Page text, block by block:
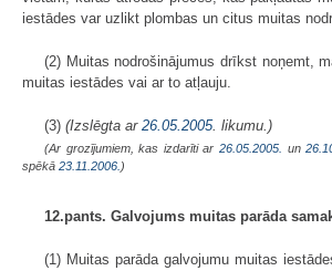
iestādes var uzlikt plombas un citus muitas
(2) Muitas nodrošinājumus drīkst noņemt,
muitas iestādes vai ar to atļauju.
(3) (Izslēgta ar 26.05.2005. likumu.)
(Ar grozījumiem, kas izdarīti ar 26.05.2005. un
spēkā 23.11.2006.)
12.pants. Galvojums muitas parāda
(1) Muitas parāda galvojumu muitas